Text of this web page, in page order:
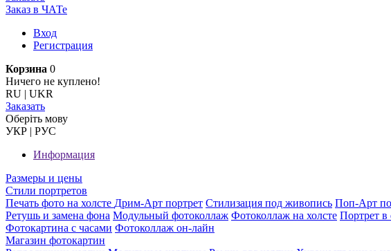
Заказ в ЧАТе
Вход
Регистрация
Корзина 0
Ничего не куплено!
RU | UKR
Заказать
Оберiть мову
УКР | РУС
Информация
Размеры и цены
Стили портретов
Печать фото на холсте Дрим-Арт портрет Стилизация под живопись Поп-Арт
Ретушь и замена фона Модульный фотоколлаж Фотоколлаж на холсте Портрет в
Фотокартина с часами Фотоколлаж он-лайн
Магазин фотокартин